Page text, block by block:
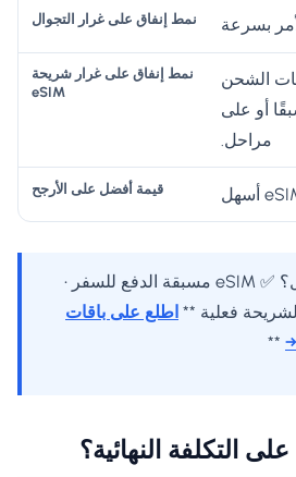
بسرعة
الشحن
أو على
مراحل.
هل أنت مستعد للاتصال؟ ✅ eSIM مسبقة الدفع للسفر •
فعلية ** اطلع على باقات
**
التكلفة النهائية؟